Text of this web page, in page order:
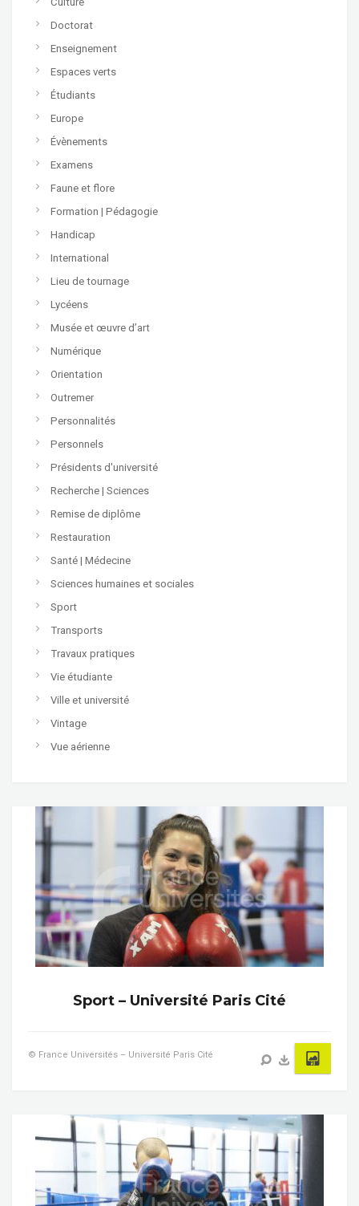
Doctorat
Enseignement
Espaces verts
Étudiants
Europe
Évènements
Examens
Faune et flore
Formation | Pédagogie
Handicap
International
Lieu de tournage
Lycéens
Musée et œuvre d’art
Numérique
Orientation
Outremer
Personnalités
Personnels
Présidents d'université
Recherche | Sciences
Remise de diplôme
Restauration
Santé | Médecine
Sciences humaines et sociales
Sport
Transports
Travaux pratiques
Vie étudiante
Ville et université
Vintage
Vue aérienne
Sport – Université Paris Cité
© France Universités – Université Paris Cité